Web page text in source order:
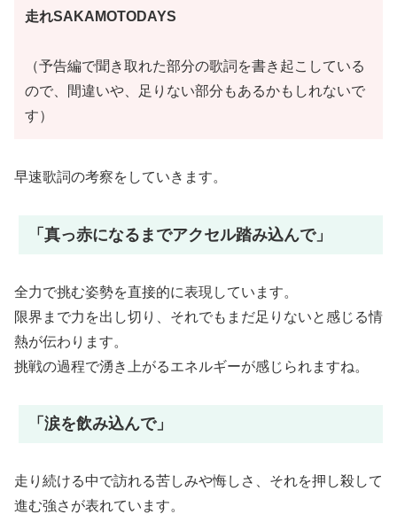
走れSAKAMOTODAYS
（予告編で聞き取れた部分の歌詞を書き起こしている
ので、間違いや、足りない部分もあるかもしれないで
す）
早速歌詞の考察をしていきます。
「真っ赤になるまでアクセル踏み込んで」
全力で挑む姿勢を直接的に表現しています。
限界まで力を出し切り、それでもまだ足りないと感じる情
熱が伝わります。
挑戦の過程で湧き上がるエネルギーが感じられますね。
「涙を飲み込んで」
走り続ける中で訪れる苦しみや悔しさ、それを押し殺して
進む強さが表れています。